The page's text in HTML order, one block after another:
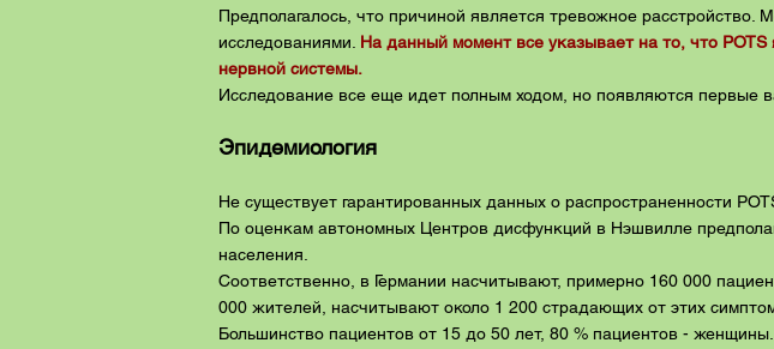
Предполагалось, что причиной является тревожное
исследованиями. На данный момент все указывает на то, что
нервной системы.
Исследование все еще идет полным ходом, но появляются первые
Эпидемиология
Не существует гарантированных данных о распространенности
По оценкам автономных Центров дисфункций в Нэшвилле
населения.
Соответственно, в Германии насчитывают, примерно 160 000
000 жителей, насчитывают около 1 200 страдающих от этих
Большинство пациентов от 15 до 50 лет, 80 % пациентов - женщины.